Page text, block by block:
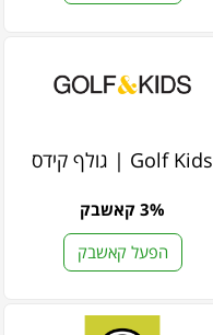
Golf Kids | גולף קידס
3% קאשבק
הפעל קאשבק